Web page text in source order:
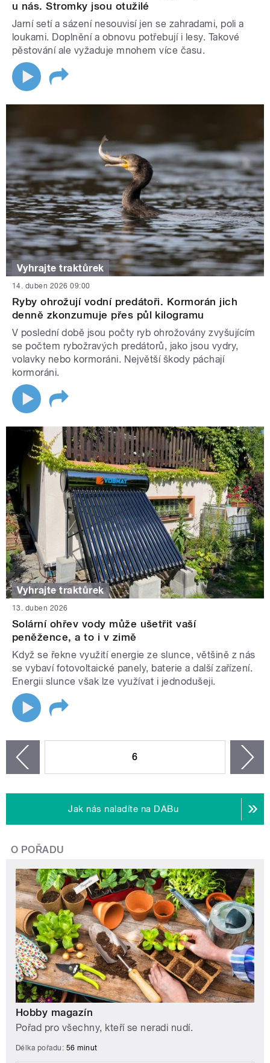
u nás. Stromky jsou otužilé
Jarní setí a sázení nesouvisí jen se zahradami, poli a
loukami. Doplnění a obnovu potřebují i lesy. Takové
pěstování ale vyžaduje mnohem více času.
Vyhrajte traktůrek
14. duben 2026 09:00
Ryby ohrožují vodní predátoři. Kormorán jich
denně zkonzumuje přes půl kilogramu
V poslední době jsou počty ryb ohrožovány zvyšujícím
se počtem rybožravých predátorů, jako jsou vydry,
volavky nebo kormoráni. Největší škody páchají
kormoráni.
Vyhrajte traktůrek
13. duben 2026
Solární ohřev vody může ušetřit vaší
peněžence, a to i v zimě
Když se řekne využití energie ze slunce, většině z nás
se vybaví fotovoltaické panely, baterie a další zařízení.
Energii slunce však lze využívat i jednodušeji.
6
Jak nás naladíte na DABu
O POŘADU
Hobby magazín
Pořad pro všechny, kteří se neradi nudí.
Délka pořadu: 56 minut